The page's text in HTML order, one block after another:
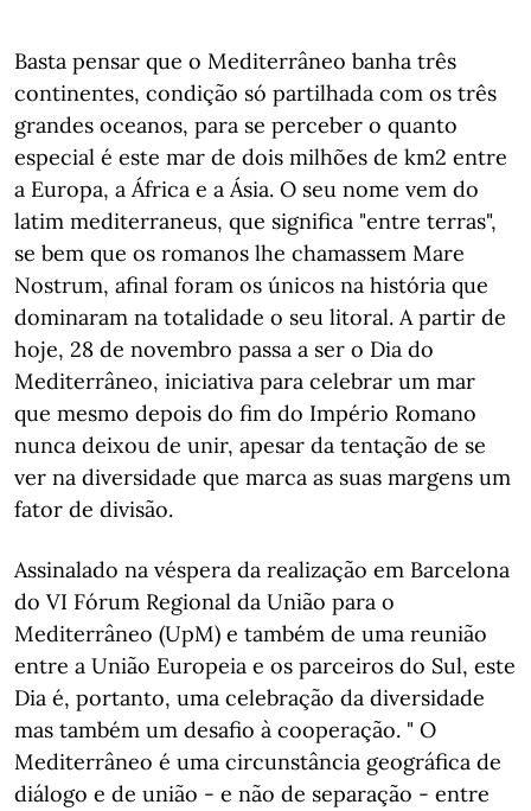
Basta pensar que o Mediterrâneo banha três
continentes, condição só partilhada com os três
grandes oceanos, para se perceber o quanto
especial é este mar de dois milhões de km2 entre
a Europa, a África e a Ásia. O seu nome vem do
latim mediterraneus, que significa "entre terras",
se bem que os romanos lhe chamassem Mare
Nostrum, afinal foram os únicos na história que
dominaram na totalidade o seu litoral. A partir de
hoje, 28 de novembro passa a ser o Dia do
Mediterrâneo, iniciativa para celebrar um mar
que mesmo depois do fim do Império Romano
nunca deixou de unir, apesar da tentação de se
ver na diversidade que marca as suas margens um
fator de divisão.
Assinalado na véspera da realização em Barcelona
do VI Fórum Regional da União para o
Mediterrâneo (UpM) e também de uma reunião
entre a União Europeia e os parceiros do Sul, este
Dia é, portanto, uma celebração da diversidade
mas também um desafio à cooperação. " O
Mediterrâneo é uma circunstância geográfica de
diálogo e de união - e não de separação - entre